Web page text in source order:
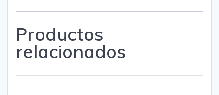
Productos
relacionados